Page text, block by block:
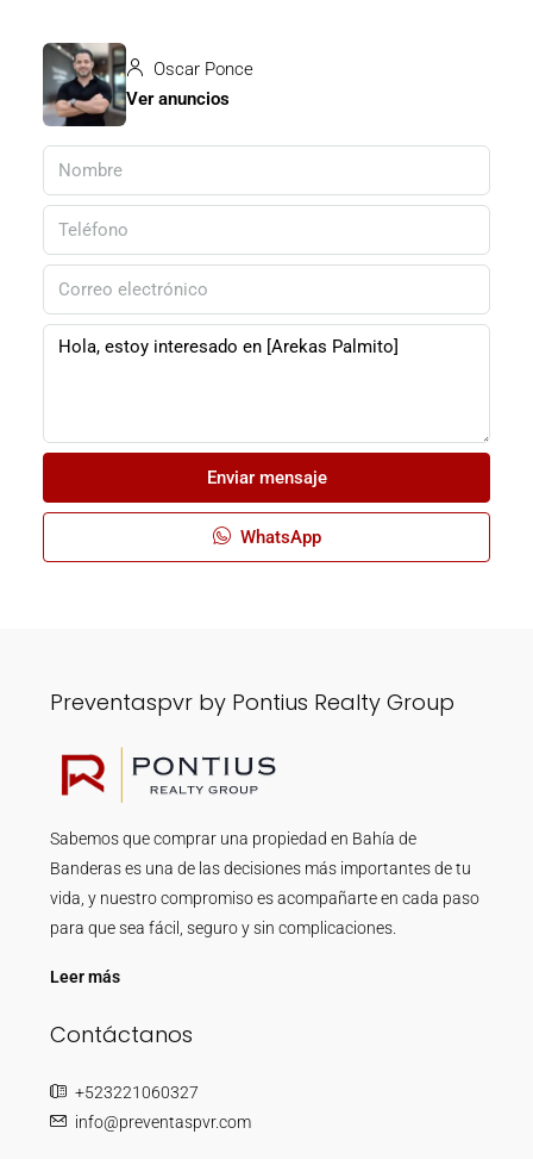
Oscar Ponce
Ver anuncios
Enviar mensaje
WhatsApp
Preventaspvr by Pontius Realty Group
Sabemos que comprar una propiedad en Bahía de
Banderas es una de las decisiones más importantes de tu
vida, y nuestro compromiso es acompañarte en cada paso
para que sea fácil, seguro y sin complicaciones.
Leer más
Contáctanos
+523221060327
info@preventaspvr.com